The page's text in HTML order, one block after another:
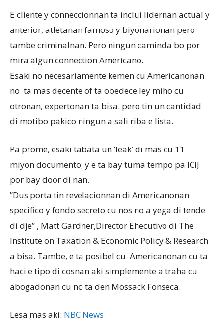
E cliente y conneccionnan ta inclui lidernan actual y
anterior, atletanan famoso y biyonarionan pero
tambe criminalnan. Pero ningun caminda bo por
mira algun connection Americano.
Esaki no necesariamente kemen cu Americanonan
no ta mas decente of ta obedece ley miho cu
otronan, expertonan ta bisa. pero tin un cantidad
di motibo pakico ningun a sali riba e lista.
Pa prome, esaki tabata un ‘leak’ di mas cu 11
miyon documento, y e ta bay tuma tempo pa ICIJ
por bay door di nan.
”Dus porta tin revelacionnan di Americanonan
specifico y fondo secreto cu nos no a yega di tende
di dje” , Matt Gardner,Director Ehecutivo di The
Institute on Taxation & Economic Policy & Research
a bisa. Tambe, e ta posibel cu Americanonan cu ta
haci e tipo di cosnan aki simplemente a traha cu
abogadonan cu no ta den Mossack Fonseca.
Lesa mas aki: NBC News